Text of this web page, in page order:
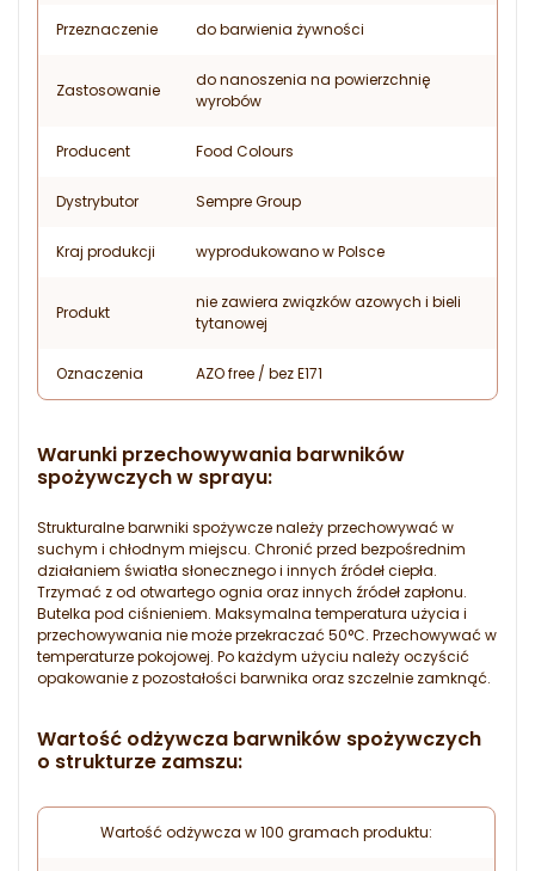
Przeznaczenie do barwienia żywności
Zastosowanie
do nanoszenia na powierzchnię
wyrobów
Producent Food Colours
Dystrybutor Sempre Group
Kraj produkcji wyprodukowano w Polsce
Produkt
nie zawiera związków azowych i bieli
tytanowej
Oznaczenia AZO free / bez E171
Warunki przechowywania barwników
spożywczych w sprayu:
Strukturalne barwniki spożywcze należy przechowywać w
suchym i chłodnym miejscu. Chronić przed bezpośrednim
działaniem światła słonecznego i innych źródeł ciepła.
Trzymać z od otwartego ognia oraz innych źródeł zapłonu.
Butelka pod ciśnieniem. Maksymalna temperatura użycia i
przechowywania nie może przekraczać 50°C. Przechowywać w
temperaturze pokojowej. Po każdym użyciu należy oczyścić
opakowanie z pozostałości barwnika oraz szczelnie zamknąć.
Wartość odżywcza barwników spożywczych
o strukturze zamszu:
Wartość odżywcza w 100 gramach produktu: